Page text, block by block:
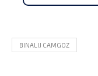
BINALIJ CAMGOZ